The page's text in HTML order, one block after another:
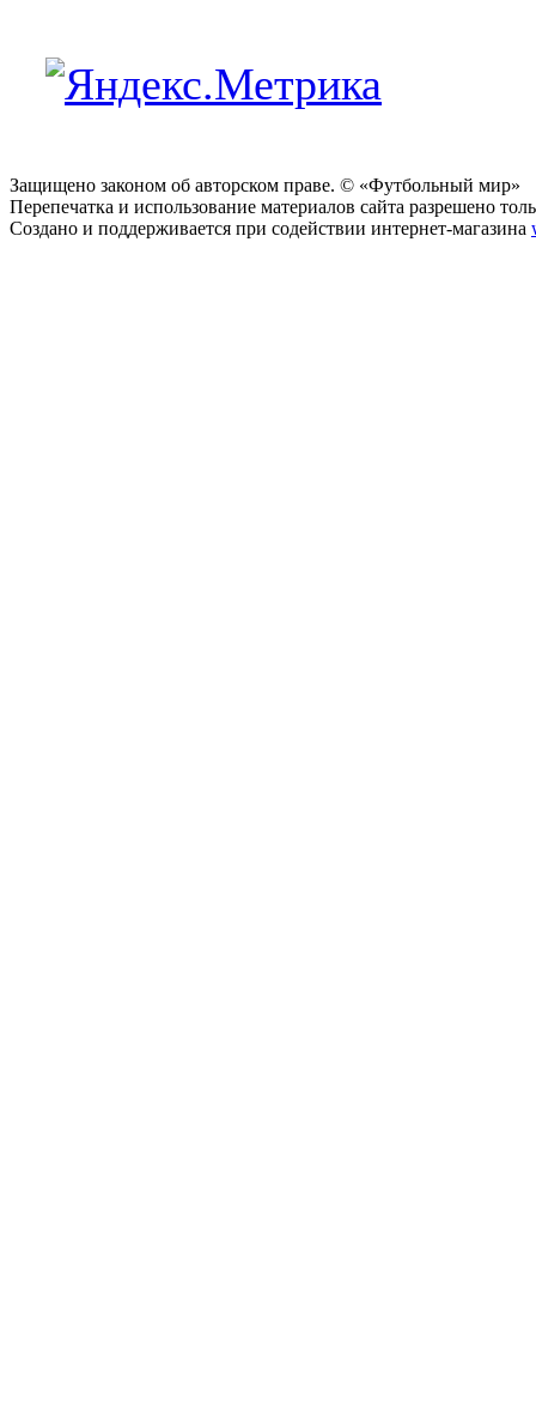
Защищено законом об авторском праве. © «Футбольный мир»
Перепечатка и использование материалов сайта разрешено
Создано и поддерживается при содействии интернет-магазина